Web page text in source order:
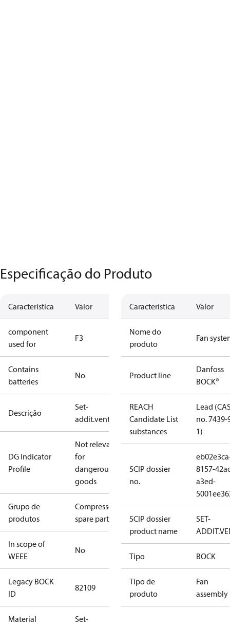
Especificação do Produto
Característica Valor
component
used for
F3
Contains
batteries
No
Descrição
Set-
addit.ventila.ø250/F3
DG Indicator
Profile
Not relevant
for
dangerous
goods
Grupo de
produtos
Compressors
spare parts
In scope of
WEEE
No
Legacy BOCK
ID
82109
Material Set-
Característica Valor
Nome do
produto
Fan
Product line
Danfoss
BOCK®
REACH
Candidate List
substances
Lead
no. 7439-
1)
SCIP dossier
no.
8157-
a3ed-
SCIP dossier
product name
SET-
Tipo BOCK
Tipo de
produto
Fan
assembly